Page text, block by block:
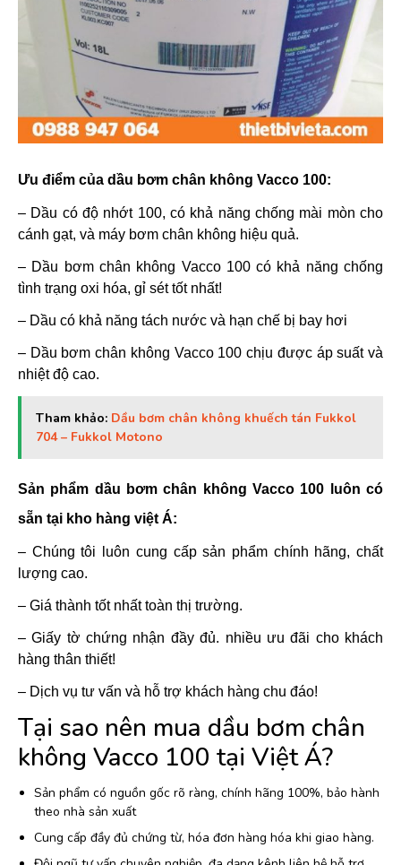
Ưu điểm của dầu bơm chân không Vacco 100:
– Dầu có độ nhớt 100, có khả năng chống mài mòn cho
cánh gạt, và máy bơm chân không hiệu quả.
– Dầu bơm chân không Vacco 100 có khả năng chống
tình trạng oxi hóa, gỉ sét tốt nhất!
– Dầu có khả năng tách nước và hạn chế bị bay hơi
– Dầu bơm chân không Vacco 100 chịu được áp suất và
nhiệt độ cao.
Tham khảo: Dầu bơm chân không khuếch tán Fukkol
704 – Fukkol Motono
Sản phẩm dầu bơm chân không Vacco 100 luôn có
sẵn tại kho hàng việt Á:
– Chúng tôi luôn cung cấp sản phẩm chính hãng, chất
lượng cao.
– Giá thành tốt nhất toàn thị trường.
– Giấy tờ chứng nhận đầy đủ. nhiều ưu đãi cho khách
hàng thân thiết!
– Dịch vụ tư vấn và hỗ trợ khách hàng chu đáo!
Tại sao nên mua dầu bơm chân
không Vacco 100 tại Việt Á?
Sản phẩm có nguồn gốc rõ ràng, chính hãng 100%, bảo hành
theo nhà sản xuất
Cung cấp đầy đủ chứng từ, hóa đơn hàng hóa khi giao hàng.